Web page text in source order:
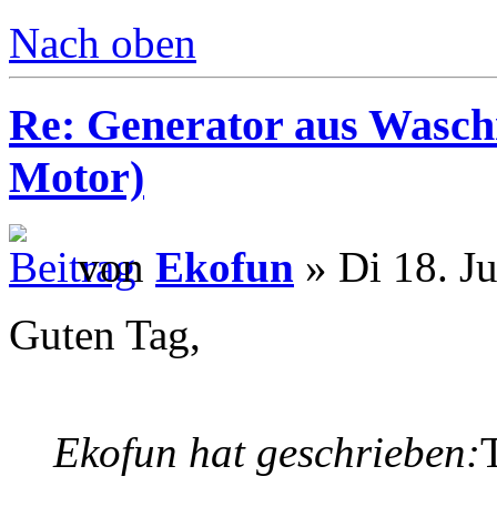
Nach oben
Re: Generator aus
Motor)
von Ekofun » Di 18.
Guten Tag,
Ekofun hat geschrieben: